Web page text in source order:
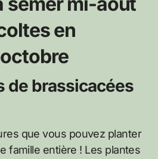
en
de brassicacées
que vous pouvez planter
famille entière ! Les plantes